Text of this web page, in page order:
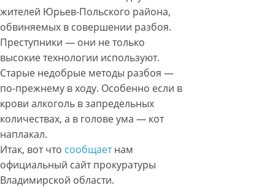
жителей Юрьев-Польского района,
обвиняемых в совершении разбоя.
Преступники — они не только
высокие технологии используют.
Старые недобрые методы разбоя —
по-прежнему в ходу. Особенно если в
крови алкоголь в запредельных
количествах, а в голове ума — кот
наплакал.
Итак, вот что сообщаетнам
официальный сайт прокуратуры
Владимирской области.